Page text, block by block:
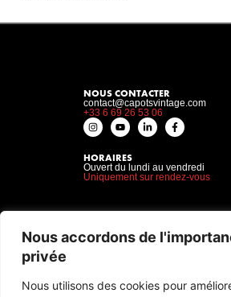
Nous accordons de
privée
Nous utilisons des cookies pour
NOUS CONTACTER
contact@capotsvintage.com
+33 6 69 26 53 06
HORAIRES
Ouvert du lundi au vendredi
Uniquement sur rendez-vous
À propos
FAQ
Plan du site
Acheter
Vendre